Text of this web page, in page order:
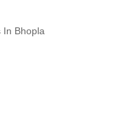
In Bhopla